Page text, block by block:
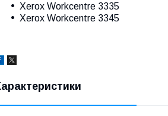
Xerox Workcentre 3335
Xerox Workcentre 3345